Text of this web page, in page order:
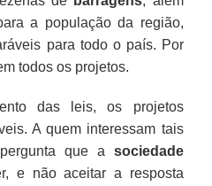
a população da região,
para todo o país. Por
todos os projetos.
das leis, os projetos
A quem interessam tais
que a sociedade
e não aceitar a resposta